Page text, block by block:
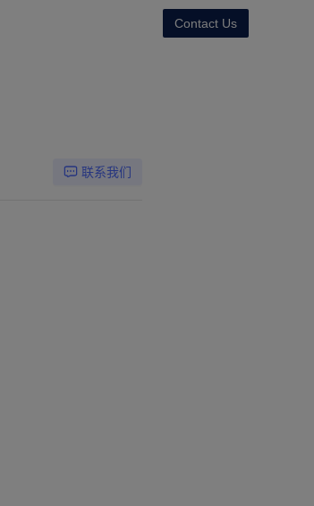
Contact Us
联系我们